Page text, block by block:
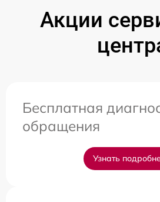
Акции
Бесплатная
обращения
Узнать